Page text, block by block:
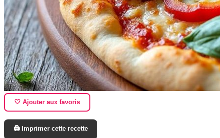
🤍 Ajouter aux favoris
🖨️ Imprimer cette recette